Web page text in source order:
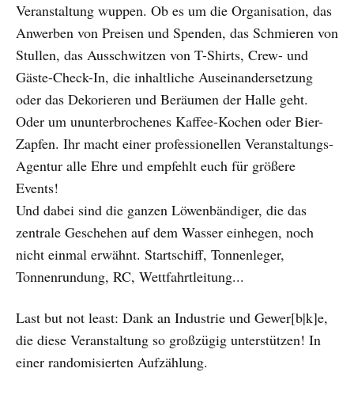
Veranstaltung wuppen. Ob es um die Organisation, das
Anwerben von Preisen und Spenden, das Schmieren von
Stullen, das Ausschwitzen von T-Shirts, Crew- und
Gäste-Check-In, die inhaltliche Auseinandersetzung
oder das Dekorieren und Beräumen der Halle geht.
Oder um ununterbrochenes Kaffee-Kochen oder Bier-
Zapfen. Ihr macht einer professionellen Veranstaltungs-
Agentur alle Ehre und empfehlt euch für größere
Events!
Und dabei sind die ganzen Löwenbändiger, die das
zentrale Geschehen auf dem Wasser einhegen, noch
nicht einmal erwähnt. Startschiff, Tonnenleger,
Tonnenrundung, RC, Wettfahrtleitung...
Last but not least: Dank an Industrie und Gewer[b|k]e,
die diese Veranstaltung so großzügig unterstützen! In
einer randomisierten Aufzählung.